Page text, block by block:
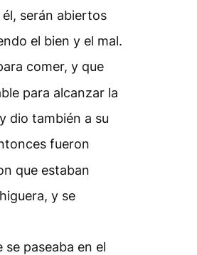
él, serán abiertos
el bien y el mal.
comer, y que
para alcanzar la
dio también a su
fueron
que estaban
y se
paseaba en el